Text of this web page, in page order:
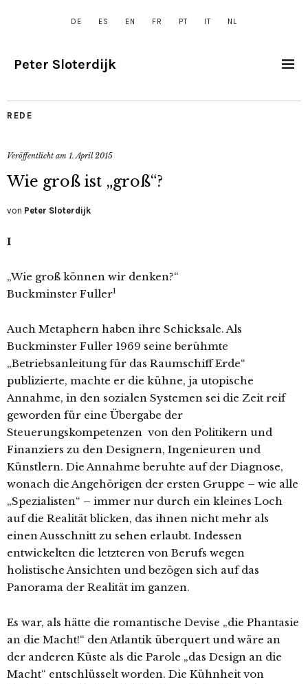
DE ES EN FR PT IT NL
Peter Sloterdijk
REDE
Veröffentlicht am 1. April 2015
Wie groß ist „groß“?
von Peter Sloterdijk
I
„Wie groß können wir denken?“
Buckminster Fuller1
Auch Metaphern haben ihre Schicksale. Als
Buckminster Fuller 1969 seine berühmte
„Betriebsanleitung für das Raumschiff Erde“
publizierte, machte er die kühne, ja utopische
Annahme, in den sozialen Systemen sei die Zeit reif
geworden für eine Übergabe der
Steuerungskompetenzen von den Politikern und
Finanziers zu den Designern, Ingenieuren und
Künstlern. Die Annahme beruhte auf der Diagnose,
wonach die Angehörigen der ersten Gruppe – wie alle
„Spezialisten“ – immer nur durch ein kleines Loch
auf die Realität blicken, das ihnen nicht mehr als
einen Ausschnitt zu sehen erlaubt. Indessen
entwickelten die letzteren von Berufs wegen
holistische Ansichten und bezögen sich auf das
Panorama der Realität im ganzen.
Es war, als hätte die romantische Devise „die Phantasie
an die Macht!“ den Atlantik überquert und wäre an
der anderen Küste als die Parole „das Design an die
Macht“ entschlüsselt worden. Die Kühnheit von